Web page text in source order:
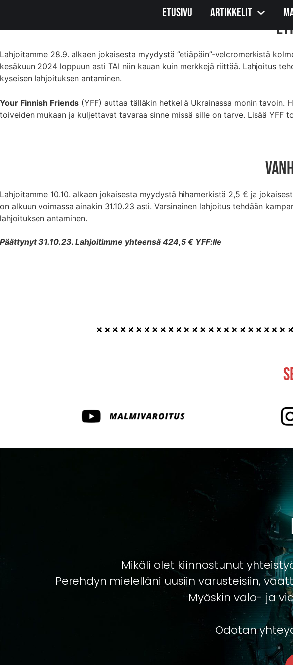
Etusivu Artikkelit
Lahjoitamme 28.9. alkaen jokaisesta myydystä ”etiäpäin”-velcromerkistä
kesäkuun 2024 loppuun asti TAI niin kauan kuin merkkejä riittää. Lahjoitus
kyseisen lahjoituksen antaminen.
Your Finnish Friends (YFF) auttaa tälläkin hetkellä Ukrainassa monin tavoin.
toiveiden mukaan ja kuljettavat tavaraa sinne missä sille on tarve. Lisää YFF
Lahjoitamme 10.10. alkaen jokaisesta myydystä hihamerkistä 2,5 € ja
on alkuun voimassa ainakin 31.10.23 asti. Varsinainen lahjoitus tehdään
lahjoituksen antaminen.
Päättynyt 31.10.23. Lahjoitimme yhteensä 424,5 € YFF:lle
Mikäli olet kiinnostunut
Perehdyn mielelläni uusiin varusteisiin,
Myöskin valo- ja
Odotan